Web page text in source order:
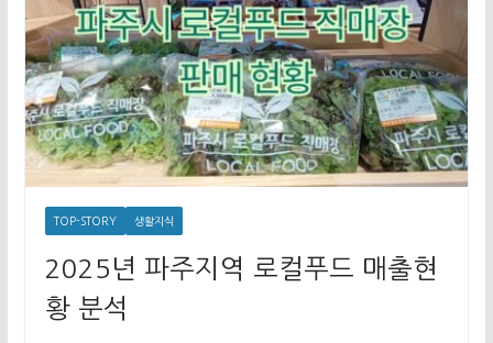
TOP-STORY 생활지식
2025년 파주지역 로컬푸드 매출현
황 분석